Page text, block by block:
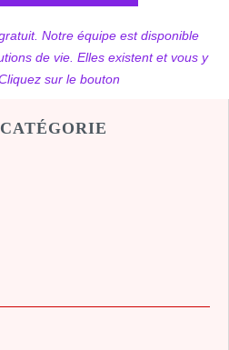
Notre équipe est disponible
de vie. Elles existent et vous y
sur le bouton